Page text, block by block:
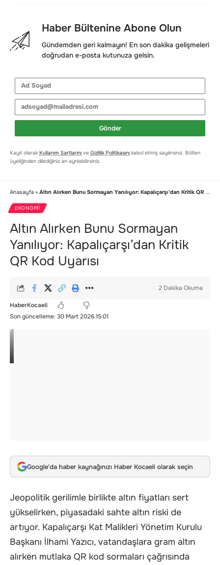
Haber Bültenine Abone Olun
Gündemden geri kalmayın! En son dakika gelişmeleri
doğrudan e-posta kutunuza gelsin.
Gönder
Kayıt olarak Kullanım Şartlarını ve Gizlilik Politikasını kabul etmiş sayılırsınız. Bülten
üyeliğinden dilediğiniz an ayrılabilirsiniz.
Anasayfa » Altın Alırken Bunu Sormayan Yanılıyor: Kapalıçarşı’dan Kritik QR Kod Uyarısı
EKONOMI
Altın Alırken Bunu Sormayan
Yanılıyor: Kapalıçarşı’dan Kritik
QR Kod Uyarısı
Son güncelleme: 30 Mart 2026 15:01
HaberKocaeli
2 Dakika Okuma
Google'da haber kaynağınızı Haber Kocaeli olarak seçin
Jeopolitik gerilimle birlikte altın fiyatları sert
yükselirken, piyasadaki sahte altın riski de
artıyor. Kapalıçarşı Kat Malikleri Yönetim Kurulu
Başkanı İlhami Yazıcı, vatandaşlara gram altın
alırken mutlaka QR kod sormaları çağrısında